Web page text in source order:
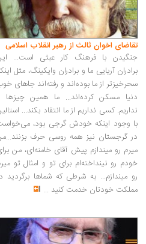
تقاضای اخوان ثالث از رهبر انقلاب اسلامی
جنگیدن با فرهنگ کار عبثی است...
برادران آریایی ما و برادران وایکینگ، مثل
سحرخیزتر از ما بوده‌اند و رفته‌اند جاهای
دنیا مسکن کرده‌اند... ما همین چیزها
نداریم. کسی نداریم از ما انتقاد بکند...
با وجود اینکه خودش گرجی بود،
در گرجستان نیز همه روسی حرف
میرم رو میندازم پیش آقای خامنه‌ای، من
خودم رو نینداخته‌ام برای تو و امثال تو
رو میندازم... به شرطی که شماها برگردید
مملکت خودتان خدمت کنید ...